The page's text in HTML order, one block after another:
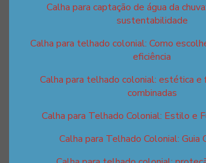
Calha para captação de água da
sustentabilidade
Calha para telhado colonial: Como
eficiência
Calha para telhado colonial: estética e
combinadas
Calha para Telhado Colonial: Estilo e
Calha para Telhado Colonial: Guia